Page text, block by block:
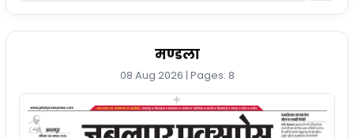
मण्डला
08 Aug 2026 | Pages: 8